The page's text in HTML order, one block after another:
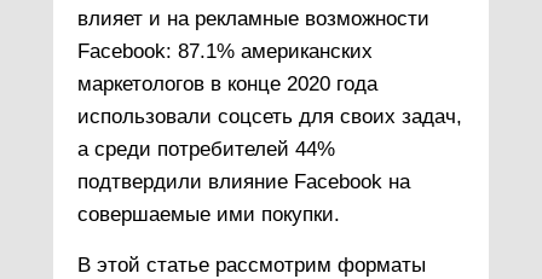
влияет и на рекламные возможности
Facebook: 87.1% американских
маркетологов в конце 2020 года
использовали соцсеть для своих задач,
а среди потребителей 44%
подтвердили влияние Facebook на
совершаемые ими покупки.
В этой статье рассмотрим форматы